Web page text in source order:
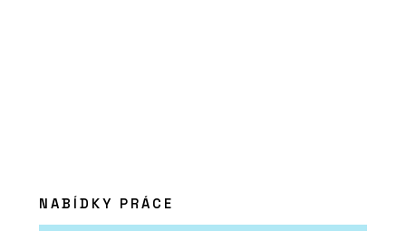
NABÍDKY PRÁCE